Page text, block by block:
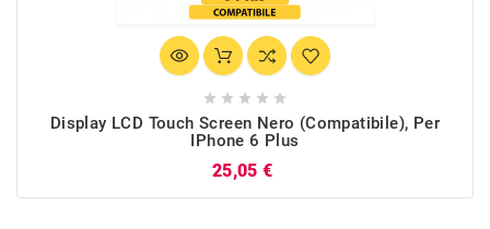
    
Display LCD Touch Screen Nero (Compatibile), Per
IPhone 6 Plus
25,05 €